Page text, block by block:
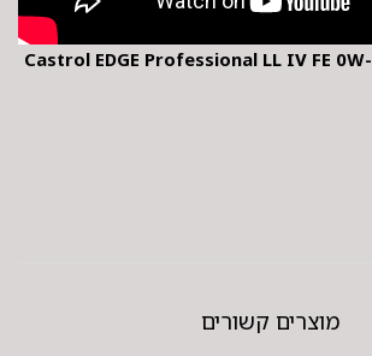
שמן מנוע קסטרול Castrol EDGE Professional LL IV FE 0W-
מוצרים קשורים